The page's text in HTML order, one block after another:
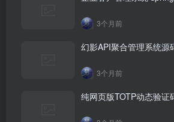
3个月前
幻影API聚合管理系统源
3个月前
纯网页版TOTP动态验证